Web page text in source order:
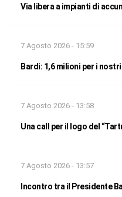
Via libera a impianti di
7 Agosto 2026 - 15:59
Bardi: 1,6 milioni per i
7 Agosto 2026 - 13:58
Una call per il logo del
7 Agosto 2026 - 13:57
Incontro tra il Presidente